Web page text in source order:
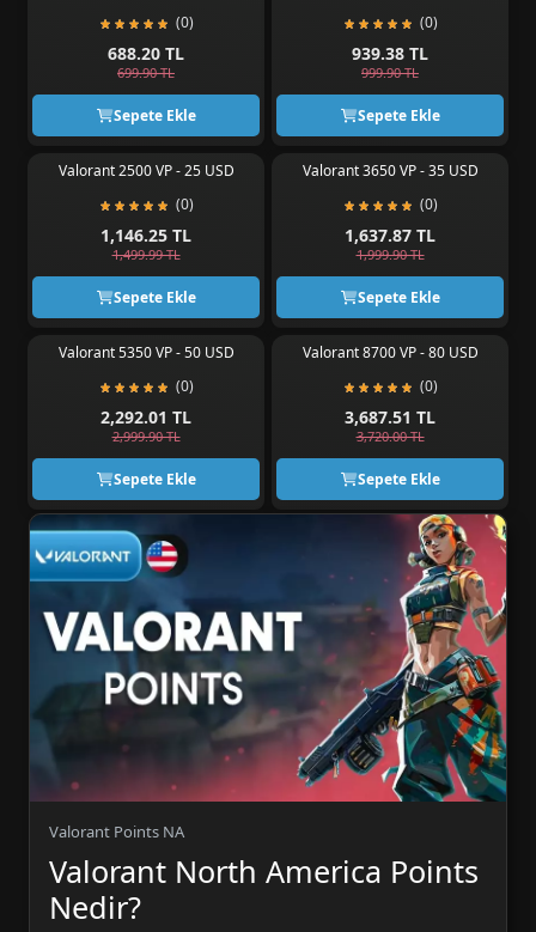
(0)
688.20 TL
699.90 TL
Sepete Ekle
(0)
939.38 TL
999.90 TL
Sepete Ekle
Valorant 2500 VP - 25 USD
(0)
1,146.25 TL
1,499.99 TL
Sepete Ekle
Valorant 3650 VP - 35 USD
(0)
1,637.87 TL
1,999.90 TL
Sepete Ekle
Valorant 5350 VP - 50 USD
(0)
2,292.01 TL
2,999.90 TL
Sepete Ekle
Valorant 8700 VP - 80 USD
(0)
3,687.51 TL
3,720.00 TL
Sepete Ekle
Valorant Points NA
Valorant North America Points
Nedir?